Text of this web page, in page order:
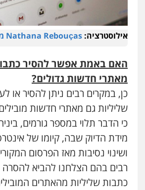
אילוסטרציה: Nathana Rebouças מאתר unsplash
האם באמת אפשר להסיר
מאתרי חדשות גדולים?
כן, במקרים רבים ניתן להסיר או
שליליות גם מאתרי חדשות
כי הדבר תלוי במספר גורמים,
מידת הדיוק שבה, קיומו של
ושינוי נסיבות מאז הפרסום
רבים בהם הצלחנו להביא
כתבות שליליות מהאתרים